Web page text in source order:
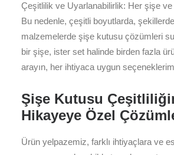
Çeşitlilik ve Uyarlanabilirlik: Her şişe ve
Bu nedenle, çeşitli boyutlarda,
malzemelerde şişe kutusu çözümleri
bir şişe, ister set halinde birden fazla
arayın, her ihtiyaca uygun
Şişe Kutusu
Hikayeye Özel
Ürün yelpazemiz, farklı ihtiyaçlara ve